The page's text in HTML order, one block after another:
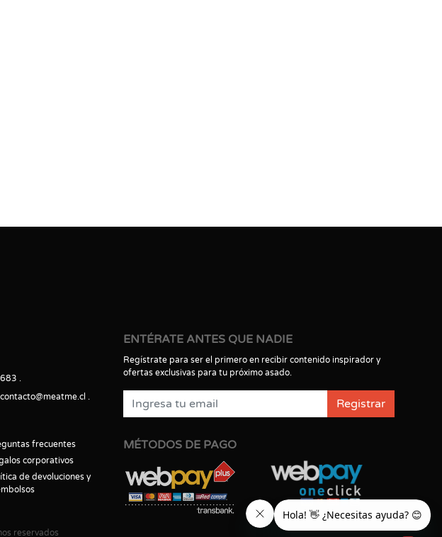
contacto@meatme.cl
frecuentes
corporativos
de devoluciones y
ENTÉRATE ANTES QUE NADIE
Regístrate para ser el primero en recibir contenido inspirador y
ofertas exclusivas para tu próximo asado.
Registrar
MÉTODOS DE PAGO
reservados